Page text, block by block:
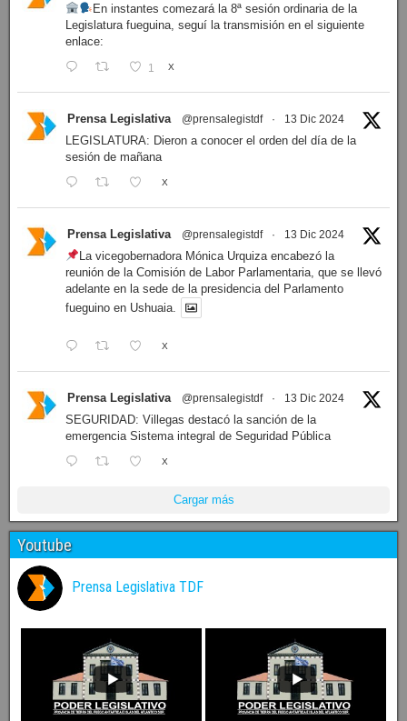
En instantes comezará la 8ª sesión ordinaria de la
Legislatura fueguina, seguí la transmisión en el siguiente
enlace:
1 X
Prensa Legislativa @prensalegistdf · 13 Dic 2024
LEGISLATURA: Dieron a conocer el orden del día de la
sesión de mañana
X
Prensa Legislativa @prensalegistdf · 13 Dic 2024
La vicegobernadora Mónica Urquiza encabezó la
reunión de la Comisión de Labor Parlamentaria, que se llevó
adelante en la sede de la presidencia del Parlamento
fueguino en Ushuaia.
X
Prensa Legislativa @prensalegistdf · 13 Dic 2024
SEGURIDAD: Villegas destacó la sanción de la
emergencia Sistema integral de Seguridad Pública
X
Cargar más
Youtube
Prensa Legislativa TDF